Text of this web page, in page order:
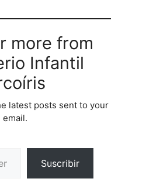
more from
Infantil
latest posts sent to your
email.
Suscribir